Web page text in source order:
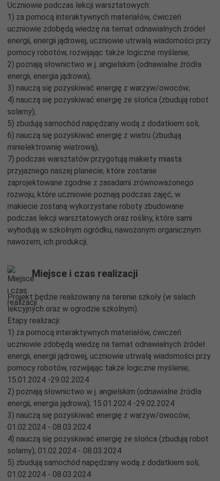
Uczniowie podczas lekcji warsztatowych:
1) za pomocą interaktywnych materiałów, ćwiczeń
uczniowie zdobędą wiedzę na temat odnawialnych źródeł
energii, energii jądrowej, uczniowie utrwalą wiadomości przy
pomocy robotów, rozwijając także logiczne myślenie;
2) poznają słownictwo w j. angielskim (odnawialne źródła
energii, energia jądrowa);
3) nauczą się pozyskiwać energię z warzyw/owoców;
4) nauczą się pozyskiwać energię ze słońca (zbudują robot
solarny);
5) zbudują samochód napędzany wodą z dodatkiem soli;
6) nauczą się pozyskiwać energię z wiatru (zbudują
minielektrownię wiatrową);
7) podczas warsztatów przygotują makiety miasta
przyjaznego naszej planecie, które zostanie
zaprojektowane zgodnie z zasadami zrównoważonego
rozwoju, które uczniowie poznają podczas zajęć, w
makiecie zostaną wykorzystane roboty zbudowane
podczas lekcji warsztatowych oraz rośliny, które sami
wyhodują w szkolnym ogródku, nawożonym organicznym
nawozem, ich produkcji.
Miejsce i czas realizacji
Projekt będzie realizowany na terenie szkoły (w salach
lekcyjnych oraz w ogrodzie szkolnym).
Etapy realizacji:
1) za pomocą interaktywnych materiałów, ćwiczeń
uczniowie zdobędą wiedzę na temat odnawialnych źródeł
energii, energii jądrowej, uczniowie utrwalą wiadomości przy
pomocy robotów, rozwijając także logiczne myślenie;
15.01.2024 -29.02.2024
2) poznają słownictwo w j. angielskim (odnawialne źródła
energii, energia jądrowa); 15.01.2024 -29.02.2024
3) nauczą się pozyskiwać energię z warzyw/owoców;
01.02.2024 - 08.03.2024
4) nauczą się pozyskiwać energię ze słońca (zbudują robot
solarny); 01.02.2024 - 08.03.2024
5) zbudują samochód napędzany wodą z dodatkiem soli;
01.02.2024 - 08.03.2024